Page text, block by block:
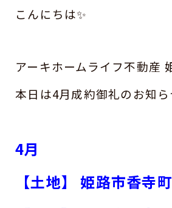
こんにちは✨
アーキホームライフ不動産
本日は4月成約御礼のお知
4月
【土地】 姫路市香寺